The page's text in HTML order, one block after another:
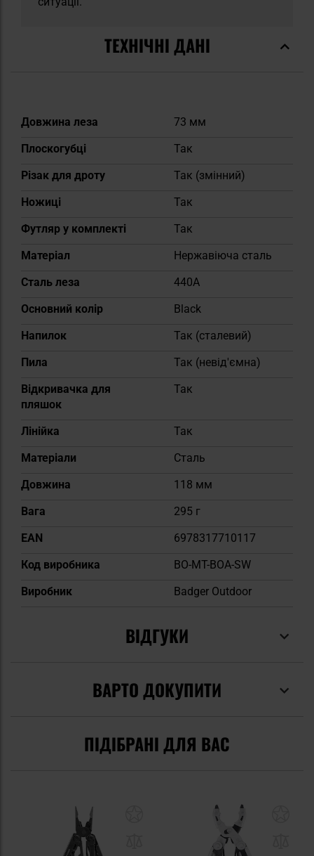
ТЕХНІЧНІ ДАНІ
Докладніше
Довжина леза
73 мм
Плоскогубці
Так
Різак для дроту
Так (змінний)
Ножиці
Так
Футляр у комплекті
Так
Матеріал
Нержавіюча сталь
Сталь леза
440A
Основний колір
Black
Напилок
Так (сталевий)
Пила
Так (невід'ємна)
Відкривачка для
пляшок
Так
Лінійка
Так
Матеріали
Сталь
Довжина
118 мм
Вага
295 г
EAN
6978317710117
Код виробника
BO-MT-BOA-SW
Виробник
Badger Outdoor
ВІДГУКИ
ВАРТО ДОКУПИТИ
ПІДІБРАНІ ДЛЯ ВАС